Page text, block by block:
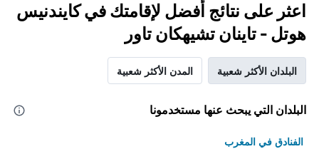
اعثر على نتائج أفضل لإقامتك في كايندنيس
هوتل - تاينان تشيهكان تاور
البلدان الأكثر شعبية المدن الأكثر شعبية
البلدان التي يبحث عنها مستخدمونا
الفنادق في المغرب